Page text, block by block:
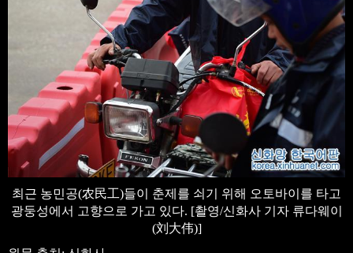
최근 농민공(农民工)들이 춘제를 쇠기 위해 오토바이를 타고
광둥성에서 고향으로 가고 있다. [촬영/신화사 기자 류다웨이
(刘大伟)]